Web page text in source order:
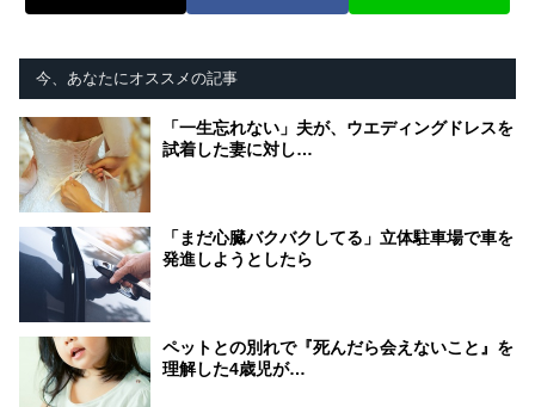
今、あなたにオススメの記事
「一生忘れない」夫が、ウエディングドレスを
試着した妻に対し…
「まだ心臓バクバクしてる」立体駐車場で車を
発進しようとしたら
ペットとの別れで『死んだら会えないこと』を
理解した4歳児が…